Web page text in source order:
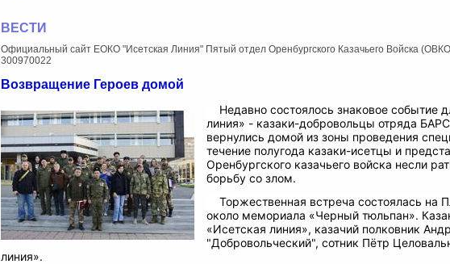
ВЕСТИ
Официальный сайт ЕОКО "Исетская Линия" Пятый отдел Оренбургского Казачьего Войска
300970022
Возвращение Героев домой
Недавно состоялось знаковое событие
линия» - казаки-добровольцы отряда
вернулись домой из зоны проведения
течение полугода казаки-исетцы и
Оренбургского казачьего войска несли
борьбу со злом.
Торжественная встреча состоялась на
около мемориала «Черный тюльпан».
«Исетская линия», казачий полковник
"Добровольческий", сотник Пётр
линия».